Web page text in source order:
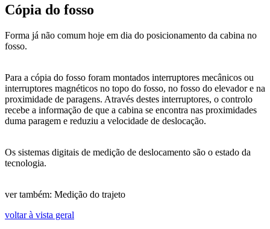
Cópia do fosso
Forma já não comum hoje em dia do posicionamento da cabina no
fosso.
Para a cópia do fosso foram montados interruptores mecânicos ou
interruptores magnéticos no topo do fosso, no fosso do elevador e na
proximidade de paragens. Através destes interruptores, o controlo
recebe a informação de que a cabina se encontra nas proximidades
duma paragem e reduziu a velocidade de deslocação.
Os sistemas digitais de medição de deslocamento são o estado da
tecnologia.
ver também: Medição do trajeto
voltar à vista geral